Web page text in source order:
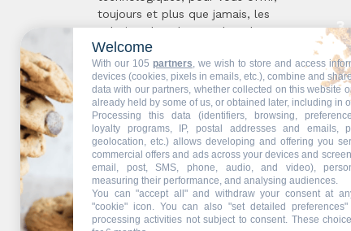
toujours et plus que jamais, les
solutions les plus proches de vos
attentes. Le secret de cette
longévité ...Lire la suite
Partenaires web : Mdose
Welcome
With our 105 partners, we wish to store and access
devices (cookies, pixels in emails, etc.), combine and
data with our partners, whether collected on this website
already held by some of us, or obtained later, including in
Processing this data (identifiers, browsing,
loyalty programs, IP, postal addresses and emails,
geolocation, etc.) allows developing and offering you
commercial offers and ads across your devices and
email, post, SMS, phone, audio, and video),
measuring their performance, and analysing audiences.
You can "accept all" and withdraw your consent at
"cookie" icon. You can also "set detailed
processing activities not subject to consent. These